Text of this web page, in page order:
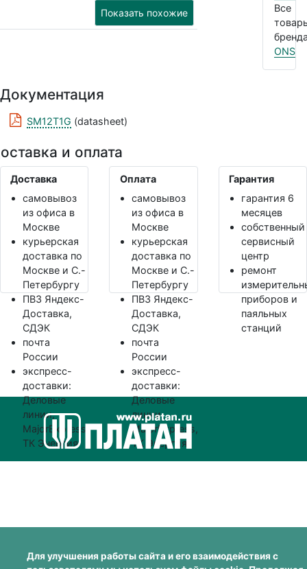
Показать похожие
Все
ONS
Документация
SM12T1G (datasheet)
и оплата
Доставка
самовывоз
из офиса в
Москве
курьерская
доставка по
Москве и С.-
Петербургу
ПВЗ Яндекс-
Доставка,
СДЭК
почта
России
экспресс-
доставки:
Деловые
линии,
MajorExpress,
ТК Энергия
Оплата
самовывоз
из офиса в
Москве
курьерская
доставка по
Москве и С.-
Петербургу
ПВЗ Яндекс-
Доставка,
СДЭК
почта
России
экспресс-
доставки:
Деловые
линии,
MajorExpress,
ТК Энергия
Гарантия
гарантия 6
месяцев
собственный
сервисный
центр
ремонт
приборов и
паяльных
станций
Для улучшения работы сайта и его взаимодействия с